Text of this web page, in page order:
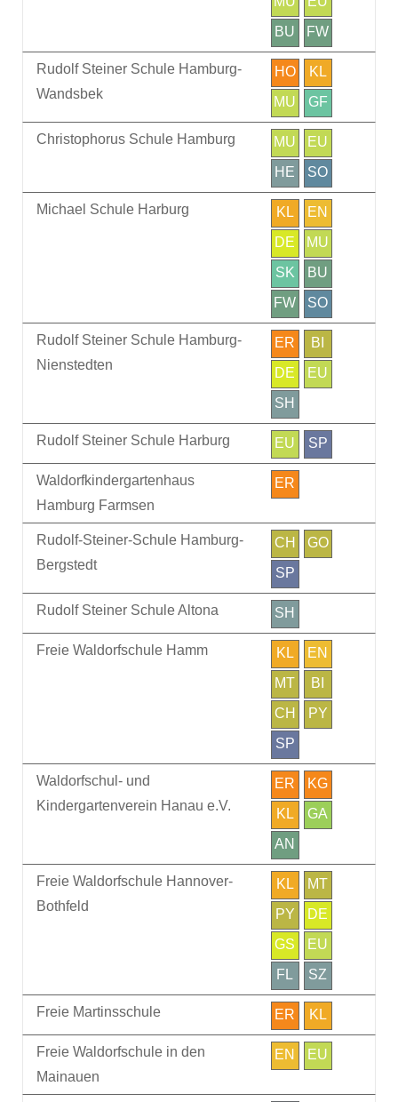
BU
FW
Rudolf Steiner Schule Hamburg-
Wandsbek
HO
KL
MU
GF
Christophorus Schule Hamburg MU
EU
HE
SO
Michael Schule Harburg KL
EN
DE
MU
SK
BU
FW
SO
Rudolf Steiner Schule Hamburg-
Nienstedten
ER
BI
DE
EU
SH
Rudolf Steiner Schule Harburg EU SP
Waldorfkindergartenhaus
Hamburg Farmsen
ER
Rudolf-Steiner-Schule Hamburg-
Bergstedt
CH
GO
SP
Rudolf Steiner Schule Altona SH
Freie Waldorfschule Hamm KL
EN
MT
BI
CH
PY
SP
Waldorfschul- und
Kindergartenverein Hanau e.V.
ER
KG
KL
GA
AN
Freie Waldorfschule Hannover-
Bothfeld
KL
MT
PY
DE
GS
EU
FL
SZ
Freie Martinsschule ER KL
Freie Waldorfschule in den
Mainauen
EN EU